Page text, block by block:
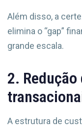
Além disso, a
elimina o “gap”
grande escala.
2.
A estrutura de